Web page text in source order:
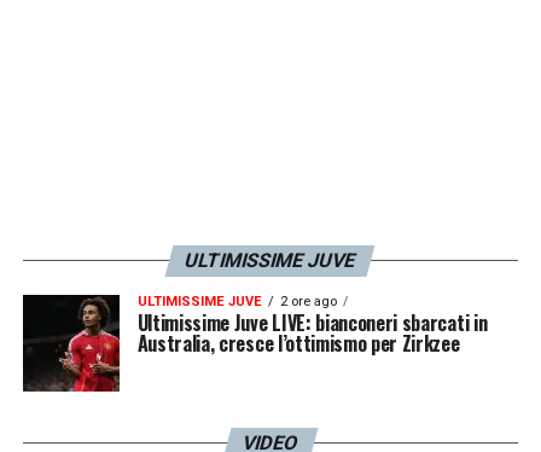
ULTIMISSIME JUVE
ULTIMISSIME JUVE 2 ore ago
Ultimissime Juve LIVE: bianconeri sbarcati in
Australia, cresce l’ottimismo per Zirkzee
VIDEO